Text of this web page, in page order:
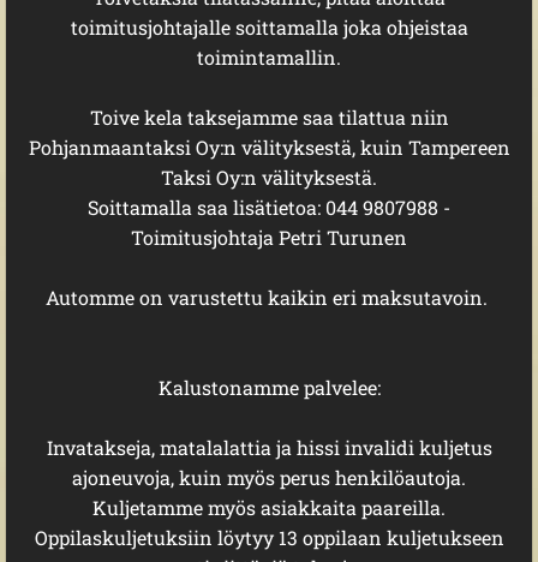
toimitusjohtajalle soittamalla joka ohjeistaa
toimintamallin.
Toive kela taksejamme saa tilattua niin
Pohjanmaantaksi Oy:n välityksestä, kuin Tampereen
Taksi Oy:n välityksestä.
Soittamalla saa lisätietoa: 044 9807988 -
Toimitusjohtaja Petri Turunen
Automme on varustettu kaikin eri maksutavoin.
Kalustonamme palvelee:
Invatakseja, matalalattia ja hissi invalidi kuljetus
ajoneuvoja, kuin myös perus henkilöautoja.
Kuljetamme myös asiakkaita paareilla.
Oppilaskuljetuksiin löytyy 13 oppilaan kuljetukseen